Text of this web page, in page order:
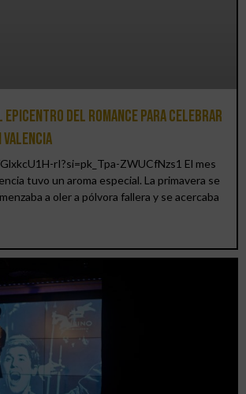
epicentro del romance para celebrar
Valencia
rI?si=pk_Tpa-ZWUCfNzs1 El mes
tuvo un aroma especial. La primavera se
a oler a pólvora fallera y se acercaba